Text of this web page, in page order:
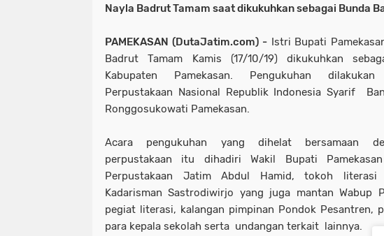
Nayla Badrut Tamam saat dikukuhkan sebagai Bunda
PAMEKASAN (DutaJatim.com) -Istri Bupati
Badrut Tamam Kamis (17/10/19) dikukuhkan
Kabupaten Pamekasan. Pengukuhan
Perpustakaan Nasional Republik Indonesia Syarif
Ronggosukowati Pamekasan.
Acara pengukuhan yang dihelat bersamaan
perpustakaan itu dihadiri Wakil Bupati Pamekasan
Perpustakaan Jatim Abdul Hamid, tokoh literasi
Kadarisman Sastrodiwirjo yang juga mantan Wabup
pegiat literasi, kalangan pimpinan Pondok Pesantren,
para kepala sekolah serta undangan terkait lainnya.